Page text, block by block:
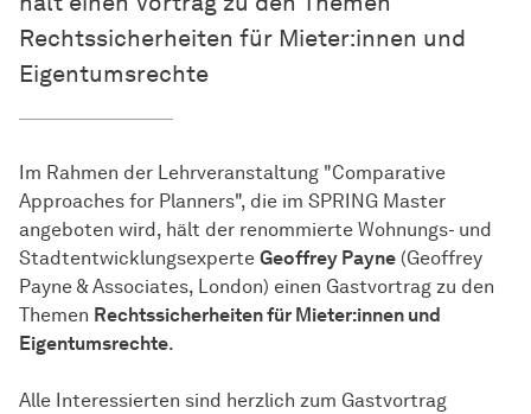
Rechtssicherheiten für Mieter:innen und
Eigentumsrechte
Im Rahmen der Lehrveranstaltung "Comparative
Approaches for Planners", die im SPRING Master
angeboten wird, hält der renommierte Wohnungs- und
Stadtentwicklungsexperte Geoffrey Payne (Geoffrey
Payne & Associates, London) einen Gastvortrag zu den
Themen Rechtssicherheiten für Mieter:innen und
Eigentumsrechte.
Alle Interessierten sind herzlich zum Gastvortrag